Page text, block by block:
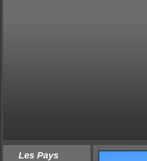
Les Pays